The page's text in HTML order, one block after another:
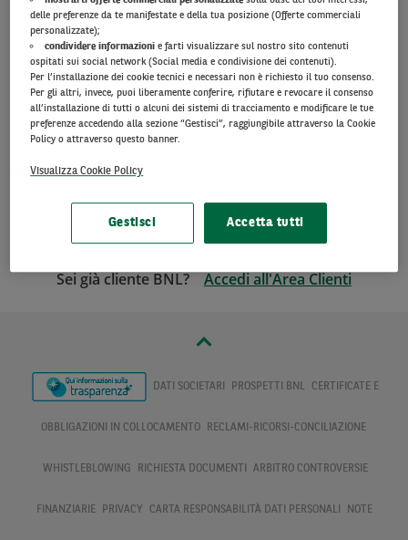
su“Prosegui”,inserisci i
tuoi datie fissa l’incontro.
Cliccando “Prosegui” dichiaro di aver preso visione
Informativa Privacy
Prosegui
Sei già cliente BNL? Accedi all'Area Clienti
DATI SOCIETARI PROSPETTI BNL CERTIFICATE E
OBBLIGAZIONI IN COLLOCAMENTO RECLAMI-RICORSI-CONCILIAZIONE
WHISTLEBLOWING RICHIESTA DOCUMENTI ARBITRO CONTROVERSIE
FINANZIARIE PRIVACY CARTA RESPONSABILITÀ DATI PERSONALI NOTE
delle preferenze da te manifestate e della tua posizione (Offerte commerciali
personalizzate);
condividere informazionie farti visualizzare sul nostro sito contenuti
ospitati sui social network (Social media e condivisione dei contenuti).
Per l’installazione dei cookie tecnici e necessari non è richiesto il tuo consenso.
Per gli altri, invece, puoi liberamente conferire, rifiutare e revocare il consenso
all’installazione di tutti o alcuni dei sistemi di tracciamento e modificare le tue
preferenze accedendo alla sezione “Gestisci”, raggiungibile attraverso la Cookie
Policy o attraverso questo banner.
Visualizza Cookie Policy
Gestisci Accetta tutti